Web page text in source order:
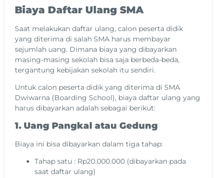
Biaya Daftar Ulang SMA
Saat melakukan daftar ulang, calon peserta didik
yang diterima di salah SMA harus membayar
sejumlah uang. Dimana biaya yang dibayarkan
masing-masing sekolah bisa saja berbeda-beda,
tergantung kebijakan sekolah itu sendiri.
Untuk calon peserta didik yang diterima di SMA
Dwiwarna (Boarding School), biaya daftar ulang yang
harus dibayarkan adalah sebagai berikut:
1. Uang Pangkal atau Gedung
Biaya ini bisa dibayarkan dalam tiga tahap:
Tahap satu : Rp20.000.000 (dibayarkan pada
saat daftar ulang)